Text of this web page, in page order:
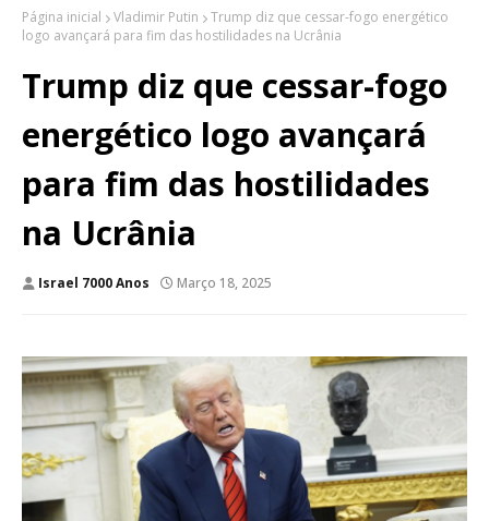
Página inicial Vladimir Putin
Trump diz que cessar-fogo energético
logo avançará para fim das hostilidades na Ucrânia
Trump diz que cessar-fogo
energético logo avançará
para fim das hostilidades
na Ucrânia
Israel 7000 Anos Março 18, 2025